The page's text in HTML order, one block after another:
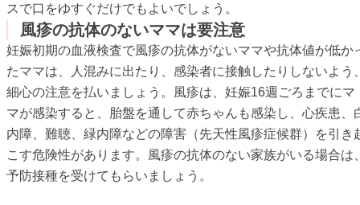
スで口をゆすぐだけでもよいでしょう。
風疹の抗体のないママは要注意
妊娠初期の血液検査で風疹の抗体がないママや抗体値が低か
たママは、人混みに出たり、感染者に接触したりしないよう
細心の注意を払いましょう。風疹は、妊娠16週ごろまでにマ
マが感染すると、胎盤を通して赤ちゃんも感染し、心疾患、
内障、難聴、緑内障などの障害（先天性風疹症候群）を引き
こす危険性があります。風疹の抗体のない家族がいる場合は
予防接種を受けてもらいましょう。